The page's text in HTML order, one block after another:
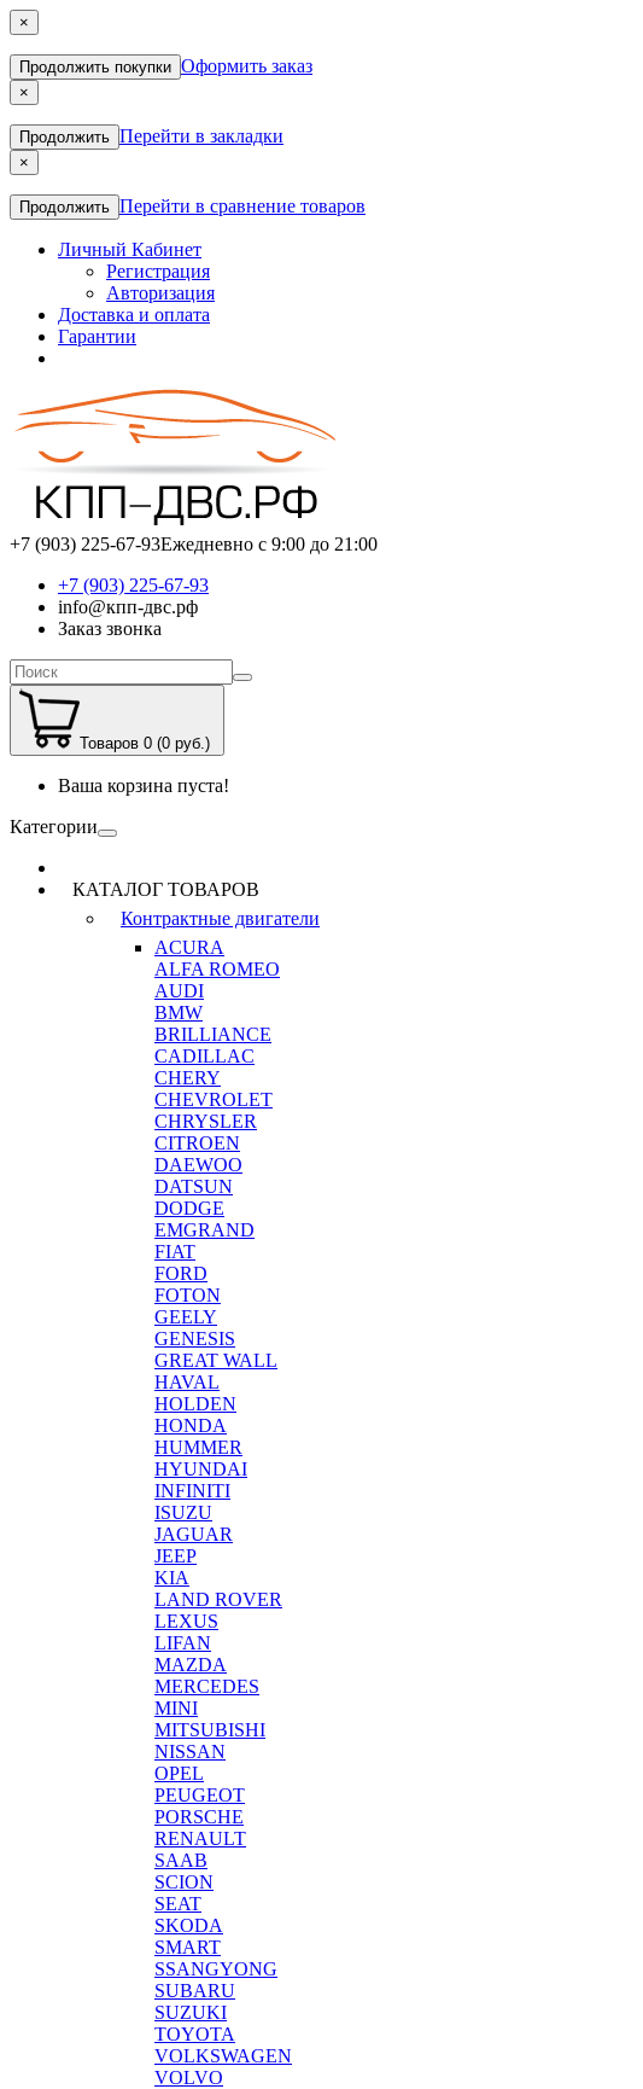
×
Продолжить покупки Оформить заказ
×
Продолжить Перейти в закладки
×
Продолжить Перейти в сравнение товаров
Личный Кабинет
Регистрация
Авторизация
Доставка и оплата
Гарантии
+7 (903) 225-67-93Ежедневно с 9:00 до 21:00
+7 (903) 225-67-93
info@кпп-двс.рф
Заказ звонка
Товаров 0 (0 руб.)
Ваша корзина пуста!
Категории
КАТАЛОГ ТОВАРОВ
Контрактные двигатели
ACURA
ALFA ROMEO
AUDI
BMW
BRILLIANCE
CADILLAC
CHERY
CHEVROLET
CHRYSLER
CITROEN
DAEWOO
DATSUN
DODGE
EMGRAND
FIAT
FORD
FOTON
GEELY
GENESIS
GREAT WALL
HAVAL
HOLDEN
HONDA
HUMMER
HYUNDAI
INFINITI
ISUZU
JAGUAR
JEEP
KIA
LAND ROVER
LEXUS
LIFAN
MAZDA
MERCEDES
MINI
MITSUBISHI
NISSAN
OPEL
PEUGEOT
PORSCHE
RENAULT
SAAB
SCION
SEAT
SKODA
SMART
SSANGYONG
SUBARU
SUZUKI
TOYOTA
VOLKSWAGEN
VOLVO